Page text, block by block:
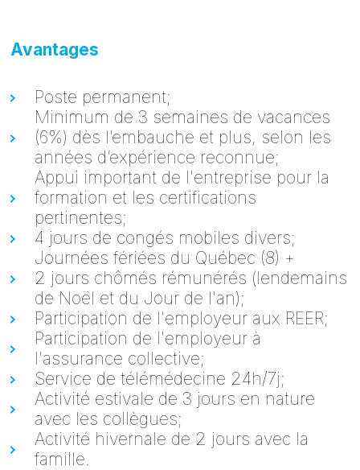
Avantages
Poste permanent;
Minimum de 3 semaines de vacances
(6%) dès l’embauche et plus, selon les
années d’expérience reconnue;
Appui important de l'entreprise pour la
formation et les certifications
pertinentes;
4 jours de congés mobiles divers;
Journées fériées du Québec (8) +
2 jours chômés rémunérés (lendemains
de Noël et du Jour de l'an);
Participation de l'employeur aux REER;
Participation de l'employeur à
l'assurance collective;
Service de télémédecine 24h/7j;
Activité estivale de 3 jours en nature
avec les collègues;
Activité hivernale de 2 jours avec la
famille.